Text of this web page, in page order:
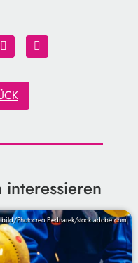
interessieren
Photocreo Bednarek/stock.adobe.com